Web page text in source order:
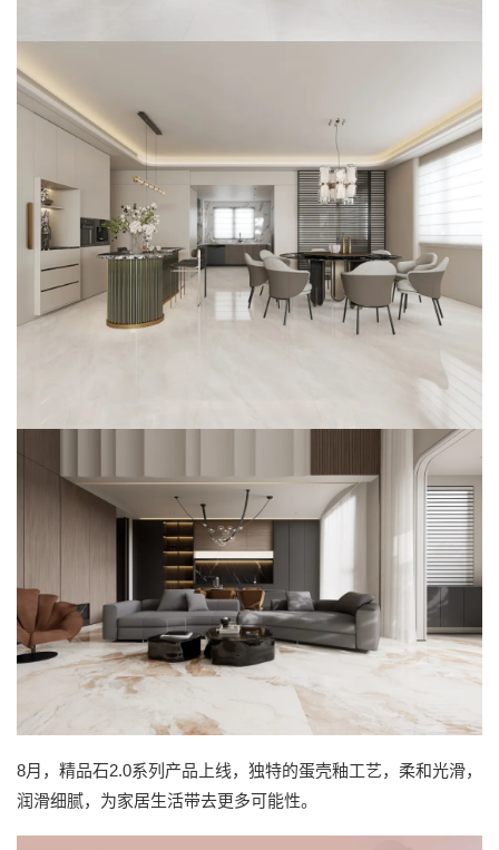
8月，精品石2.0系列产品上线，独特的蛋壳釉工艺，柔和光滑，
润滑细腻，为家居生活带去更多可能性。